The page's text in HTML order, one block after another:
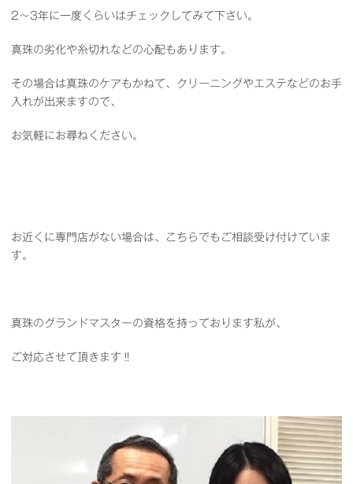
2～3年に一度くらいはチェックしてみて下さい。
真珠の劣化や糸切れなどの心配もあります。
その場合は真珠のケアもかねて、クリーニングやエステなどのお手
入れが出来ますので、
お気軽にお尋ねください。
お近くに専門店がない場合は、こちらでもご相談受け付けていま
す。
真珠のグランドマスターの資格を持っております私が、
ご対応させて頂きます‼